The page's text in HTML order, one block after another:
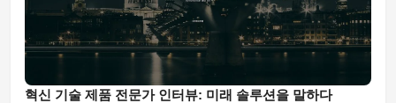
혁신 기술 제품 전문가 인터뷰: 미래 솔루션을 말하다